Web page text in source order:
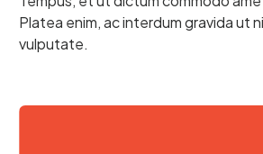
Platea enim, ac interdum gravida ut
vulputate.